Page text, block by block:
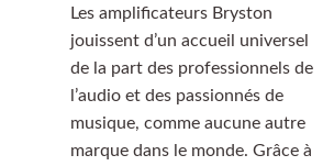
Les amplificateurs Bryston
jouissent d’un accueil universel
de la part des professionnels de
l’audio et des passionnés de
musique, comme aucune autre
marque dans le monde. Grâce à